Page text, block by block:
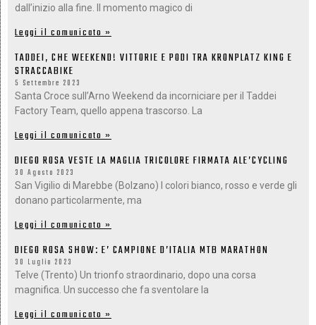
dall’inizio alla fine. Il momento magico di
Leggi il comunicato »
TADDEI, CHE WEEKEND! VITTORIE E PODI TRA KRONPLATZ KING E
STRACCABIKE
5 Settembre 2023
Santa Croce sull’Arno Weekend da incorniciare per il Taddei
Factory Team, quello appena trascorso. La
Leggi il comunicato »
DIEGO ROSA VESTE LA MAGLIA TRICOLORE FIRMATA ALE’CYCLING
30 Agosto 2023
San Vigilio di Marebbe (Bolzano) I colori bianco, rosso e verde gli
donano particolarmente, ma
Leggi il comunicato »
DIEGO ROSA SHOW: E’ CAMPIONE D’ITALIA MTB MARATHON
30 Luglio 2023
Telve (Trento) Un trionfo straordinario, dopo una corsa
magnifica. Un successo che fa sventolare la
Leggi il comunicato »